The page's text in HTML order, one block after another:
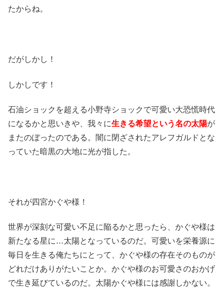
たからね。
だがしかし！
しかしです！
石油ショックを超える小野寺ショックで可愛い大恐慌時代
になるかと思いきや、我々に生きる希望という名の太陽が
またのぼったのである。闇に閉ざされたアレフガルドとな
っていた暗黒の大地に光が指した。
それが四宮かぐや様！
世界が深刻な可愛い不足に陥るかと思ったら、かぐや様は
新たなる星に…太陽となっているのだ。可愛いを栄養源に
毎日を生きる俺たちにとって、かぐや様の存在そのものが
どれだけありがたいことか。かぐや様のお可愛さのおかげ
で生き延びているのだ。太陽かぐや様には感謝しかない。